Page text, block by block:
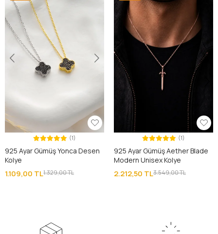
(1)
925 Ayar Gümüş Yonca Desen
Kolye
1.109,00 TL1.329,00 TL
(1)
925 Ayar Gümüş Aether Blade
Modern Unisex Kolye
2.212,50 TL3.549,00 TL